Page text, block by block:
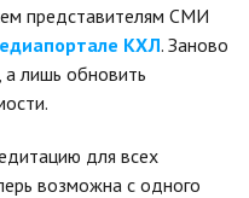
представителям СМИ
КХЛ. Заново
а лишь обновить
для всех
возможна с одного